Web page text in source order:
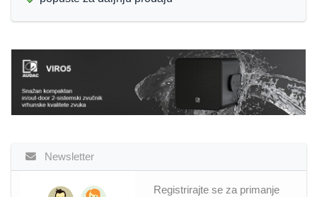
Newsletter
Registrirajte se za primanje